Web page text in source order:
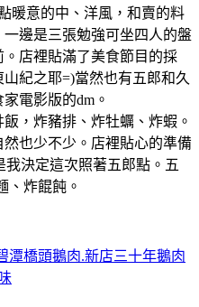
暖意的中、洋風，和賣的料
邊是三張勉強可坐四人的盤
店裡貼滿了美食節目的採
紀之耶=)當然也有五郎和久
電影版的dm。
，炸豬排、炸牡蠣、炸蝦。
也少不少。店裡貼心的準備
我決定這次照著五郎點。五
、炸餛飩。
潭橋頭鵝肉.新店三十年鵝肉